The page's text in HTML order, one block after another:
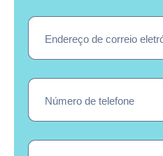
Endereço de correio
Número de telefone